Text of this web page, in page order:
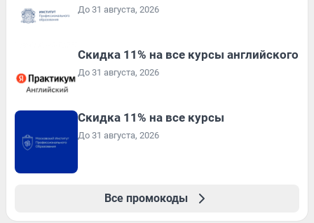
До 31 августа, 2026
Скидка 11% на все курсы английского
До 31 августа, 2026
Скидка 11% на все курсы
До 31 августа, 2026
Все промокоды